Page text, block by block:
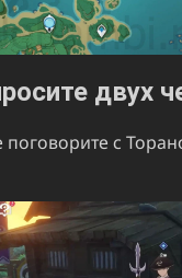
двух
поговорите с